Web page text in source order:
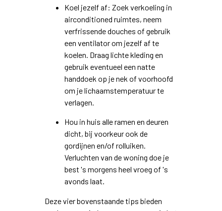
Koel jezelf af: Zoek verkoeling in
airconditioned ruimtes, neem
verfrissende douches of gebruik
een ventilator om jezelf af te
koelen. Draag lichte kleding en
gebruik eventueel een natte
handdoek op je nek of voorhoofd
om je lichaamstemperatuur te
verlagen.
Hou in huis alle ramen en deuren
dicht, bij voorkeur ook de
gordijnen en/of rolluiken.
Verluchten van de woning doe je
best 's morgens heel vroeg of 's
avonds laat.
Deze vier bovenstaande tips bieden